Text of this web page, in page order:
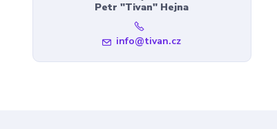
Petr "Tivan" Hejna
info@tivan.cz